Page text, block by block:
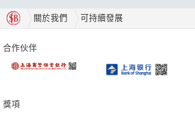
關於我們 可持續發展
合作伙伴
獎項